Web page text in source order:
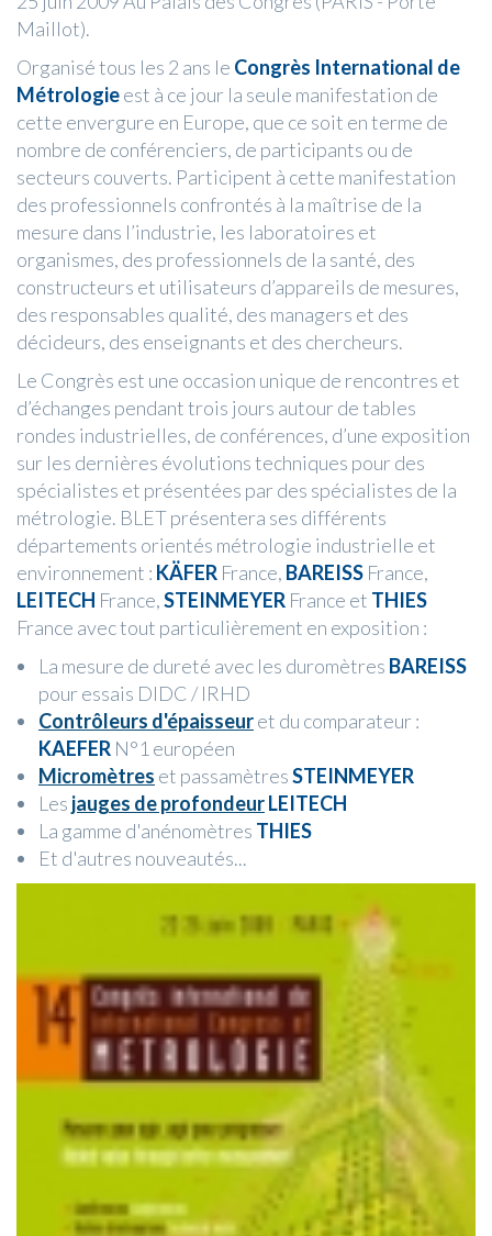
Maillot).
Organisé tous les 2 ans le Congrès International de
Métrologieest à ce jour la seule manifestation de
cette envergure en Europe, que ce soit en terme de
nombre de conférenciers, de participants ou de
secteurs couverts. Participent à cette manifestation
des professionnels confrontés à la maîtrise de la
mesure dans l’industrie, les laboratoires et
organismes, des professionnels de la santé, des
constructeurs et utilisateurs d’appareils de mesures,
des responsables qualité, des managers et des
décideurs, des enseignants et des chercheurs.
Le Congrès est une occasion unique de rencontres et
d’échanges pendant trois jours autour de tables
rondes industrielles, de conférences, d’une exposition
sur les dernières évolutions techniques pour des
spécialistes et présentées par des spécialistes de la
métrologie. BLET présentera ses différents
départements orientés métrologie industrielle et
environnement : KÄFER France, BAREISS France,
LEITECH France,STEINMEYER France et THIES
France avec tout particulièrement en exposition :
La mesure de dureté avec les duromètres BAREISS
pour essais DIDC / IRHD
Contrôleurs d'épaisseuret du comparateur :
KAEFER N°1 européen
Micromètres et passamètresSTEINMEYER
Les jauges de profondeurLEITECH
La gamme d'anénomètres THIES
Et d'autres nouveautés...